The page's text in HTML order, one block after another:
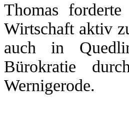
Thomas
Wirtschaft aktiv
auch in
Bürokratie
Wernigerode.